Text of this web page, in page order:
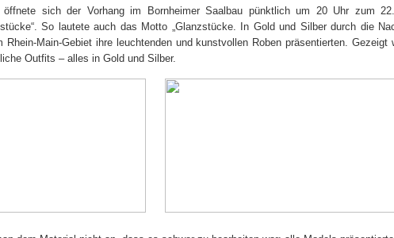
sich der Vorhang im Bornheimer Saalbau pünktlich um 20 Uhr zum
So lautete auch das Motto „Glanzstücke. In Gold und Silber durch die
Rhein-Main-Gebiet ihre leuchtenden und kunstvollen Roben präsentierten. Gezeigt
Outfits – alles in Gold und Silber.